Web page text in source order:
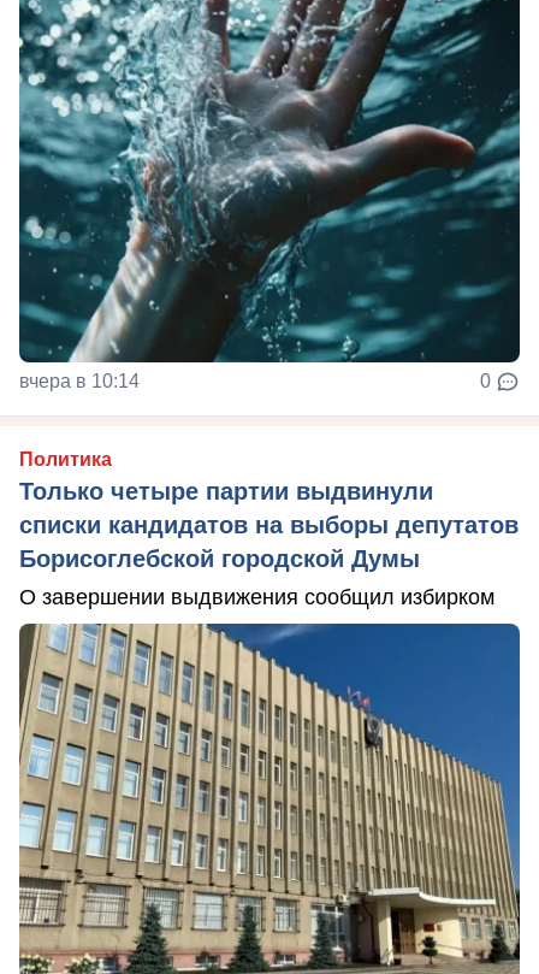
вчера в 10:14 0
Политика
Только четыре партии выдвинули
списки кандидатов на выборы депутатов
Борисоглебской городской Думы
О завершении выдвижения сообщил избирком